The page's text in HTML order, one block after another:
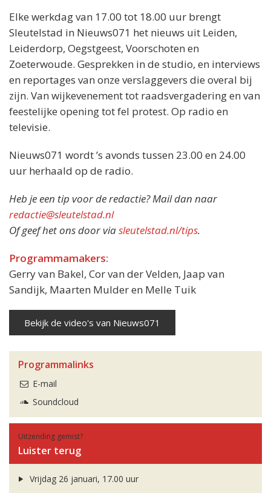
Elke werkdag van 17.00 tot 18.00 uur brengt
Sleutelstad in Nieuws071 het nieuws uit Leiden,
Leiderdorp, Oegstgeest, Voorschoten en
Zoeterwoude. Gesprekken in de studio, en interviews
en reportages van onze verslaggevers die overal bij
zijn. Van wijkevenement tot raadsvergadering en van
feestelijke opening tot fel protest. Op radio en
televisie.
Nieuws071 wordt ’s avonds tussen 23.00 en 24.00
uur herhaald op de radio.
Heb je een tip voor de redactie? Mail dan naar
redactie@sleutelstad.nl
Of geef het ons door viasleutelstad.nl/tips.
Programmamakers:
Gerry van Bakel, Cor van der Velden, Jaap van
Sandijk, Maarten Mulder en Melle Tuik
Bekijk de video's van Nieuws071
Programmalinks
E-mail
Soundcloud
Uitzending gemist?
Luister terug
Vrijdag 26 januari, 17.00 uur